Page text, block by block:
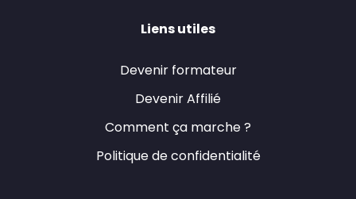
Liens utiles
Devenir formateur
Devenir Affilié
Comment ça marche ?
Politique de confidentialité